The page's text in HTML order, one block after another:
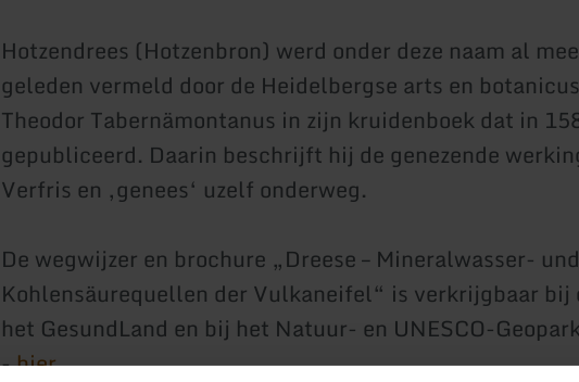
Hotzendrees (Hotzenbron) werd onder deze naam al
geleden vermeld door de Heidelbergse arts en
Theodor Tabernämontanus in zijn kruidenboek dat in
gepubliceerd. Daarin beschrijft hij de genezende
Verfris en ‚genees‘ uzelf onderweg.
De wegwijzer en brochure „Dreese – Mineralwasser- und
Kohlensäurequellen der Vulkaneifel“ is verkrijgbaar bij
het GesundLand en bij het Natuur- en UNESCO-
-hier